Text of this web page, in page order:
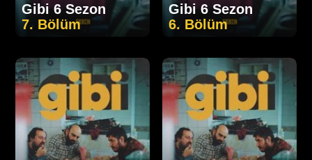
Gibi 6 Sezon
7. Bölüm
Gibi 6 Sezon
6. Bölüm